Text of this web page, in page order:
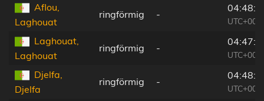
Aflou,
Laghouat
ringförmig -
Laghouat,
Laghouat
ringförmig -
Djelfa,
Djelfa
ringförmig -